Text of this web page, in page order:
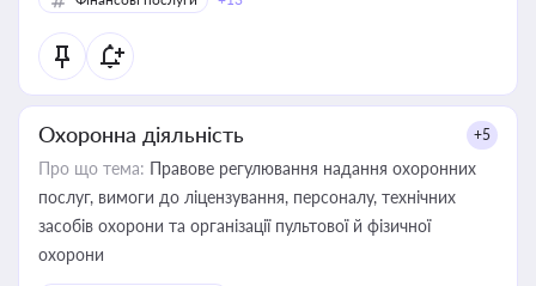
Охоронна діяльність +5
Про що тема: Правове регулювання надання охоронних
послуг, вимоги до ліцензування, персоналу, технічних
засобів охорони та організації пультової й фізичної
охорони